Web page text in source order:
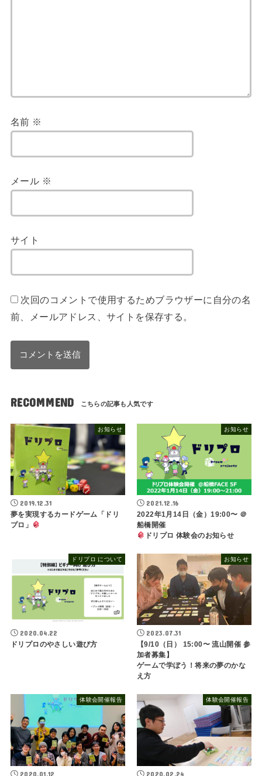
名前 ※
メール ※
サイト
次回のコメントで使用するためブラウザーに自分の名
前、メールアドレス、サイトを保存する。
RECOMMEND
お知らせ
2019.12.31
夢を実現するカードゲーム「ドリ
プロ」
お知らせ
2021.12.16
2022年1月14日（金）19:00〜 ＠
船橋開催
ドリプロ 体験会のお知らせ
ドリプロ について
2020.04.22
ドリプロのやさしい遊び方
お知らせ
2023.07.31
【9/10（日） 15:00〜 流山開催 参
加者募集】
ゲームで学ぼう！将来の夢のかな
え方
体験会開催報告
2020.01.12
体験会開催報告
2020.02.24